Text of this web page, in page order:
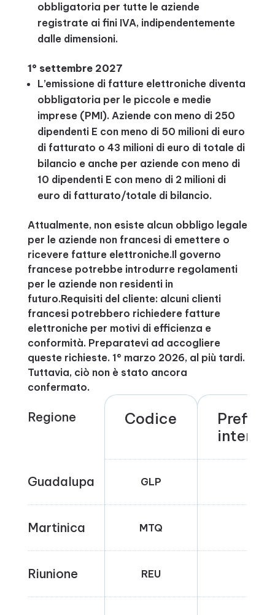
obbligatoria per tutte le aziende
registrate ai fini IVA, indipendentemente
dalle dimensioni.
1° settembre 2027
L’emissione di fatture elettroniche diventa
obbligatoria per le piccole e medie
imprese (PMI). Aziende con meno di 250
dipendenti E con meno di 50 milioni di euro
di fatturato o 43 milioni di euro di totale di
bilancio e anche per aziende con meno di
10 dipendenti E con meno di 2 milioni di
euro di fatturato/totale di bilancio.
Attualmente, non esiste alcun obbligo legale
per le aziende non francesi di emettere o
ricevere fatture elettroniche.Il governo
francese potrebbe introdurre regolamenti
per le aziende non residenti in
futuro.Requisiti del cliente: alcuni clienti
francesi potrebbero richiedere fatture
elettroniche per motivi di efficienza e
conformità. Preparatevi ad accogliere
queste richieste. 1° marzo 2026, al più tardi.
Tuttavia, ciò non è stato ancora
confermato.
Regione Codice
Prefisso
Guadalupa GLP
Martinica MTQ
Riunione REU